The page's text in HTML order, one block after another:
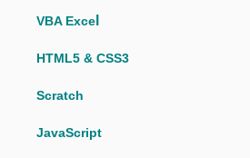
VBA Exce
HTML5 & CSS3
Scratch
JavaScript